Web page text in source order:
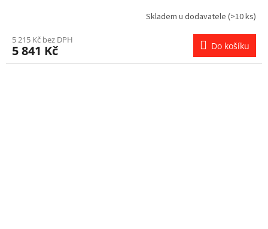
Skladem u dodavatele (>10 ks)
5 215 Kč bez DPH
5 841 Kč Do košíku